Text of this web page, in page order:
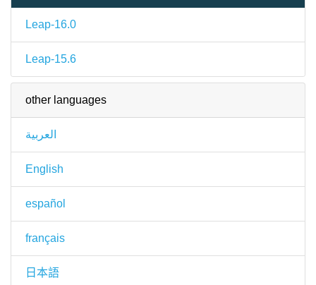
Leap-16.0
Leap-15.6
other languages
العربية
English
español
français
日本語